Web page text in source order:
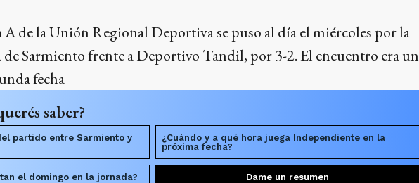
de la Unión Regional Deportiva se puso al día el miércoles por la
Sarmiento frente a Deportivo Tandil, por 3-2. El encuentro era un
fecha
saber?
partido entre Sarmiento y
¿Cuándo y a qué hora juega Independiente en la
próxima fecha?
el domingo en la jornada? Dame un resumen